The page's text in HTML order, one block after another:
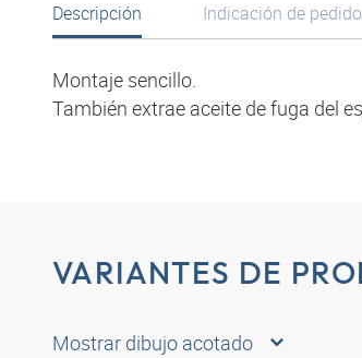
Descripción
Montaje sencillo.
También extrae aceite de fuga del
Indicación de pedido
VARIANTES DE
Mostrar dibujo acotado